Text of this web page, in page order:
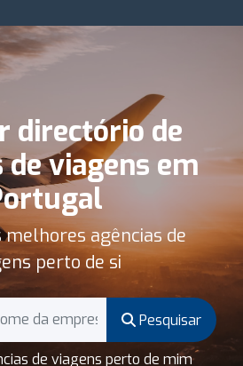
directório de
de viagens em
agências de
perto de si
Pesquisar
de viagens perto de mim